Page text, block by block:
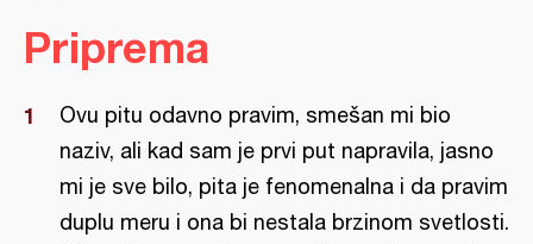
Priprema
Ovu pitu odavno pravim, smešan mi bio
naziv, ali kad sam je prvi put napravila, jasno
mi je sve bilo, pita je fenomenalna i da pravim
duplu meru i ona bi nestala brzinom svetlosti.